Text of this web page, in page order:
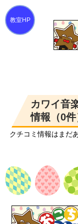
カワイ音
情報（0件
クチコミ情報はまだ